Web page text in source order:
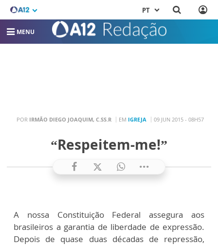
PT
MENU
POR IRMÃO DIEGO JOAQUIM, C.SS.R EM IGREJA 09 JUN 2015 - 08H57
“Respeitem-me!”
A nossa Constituição Federal assegura aos
brasileiros a garantia de liberdade de expressão.
Depois de quase duas décadas de repressão,